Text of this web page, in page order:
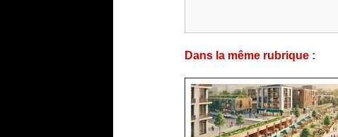
Dans la même rubrique :